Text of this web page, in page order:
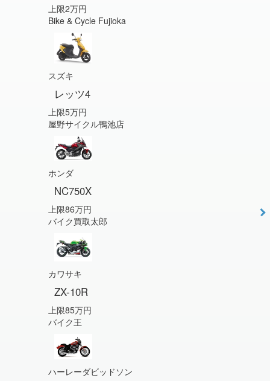
上限2万円
Bike & Cycle Fujioka
スズキ
レッツ4
上限5万円
屋野サイクル鴨池店
ホンダ
NC750X
上限86万円
バイク買取太郎
カワサキ
ZX-10R
上限85万円
バイク王
ハーレーダビッドソン